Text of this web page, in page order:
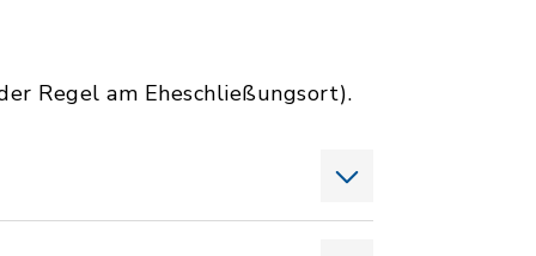
Regel am Eheschließungsort).